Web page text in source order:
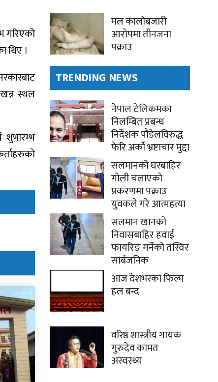
गरिएको
थिए ।
स्थल
शुभारम्भ
मल कालोबजारी
आरोपमा तीनजना
पक्राउ
TRENDING NEWS
नेपाल टेलिकमका
निलम्बित प्रबन्ध
निर्देशक पौडेलविरुद्ध
फेरि अर्को भ्रष्टाचार मुद्दा
सलमानको घरबाहिर
गोली चलाएको
प्रकरणमा पक्राउ
युवकले गरे आत्महत्या
सलमान खानको
निवासबाहिर हवाई
फायरिङ गर्नेको तस्विर
सार्बजनिक
आज देशभरका फिल्म
हल बन्द
वरिष्ठ शास्त्रीय गायक
गुरुदेव कामत
अस्वस्थ्य